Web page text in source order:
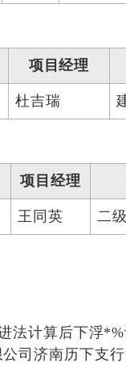
项目经理
杜吉瑞
项目经理
王同英
二
法计算后下浮
司济南历下支行